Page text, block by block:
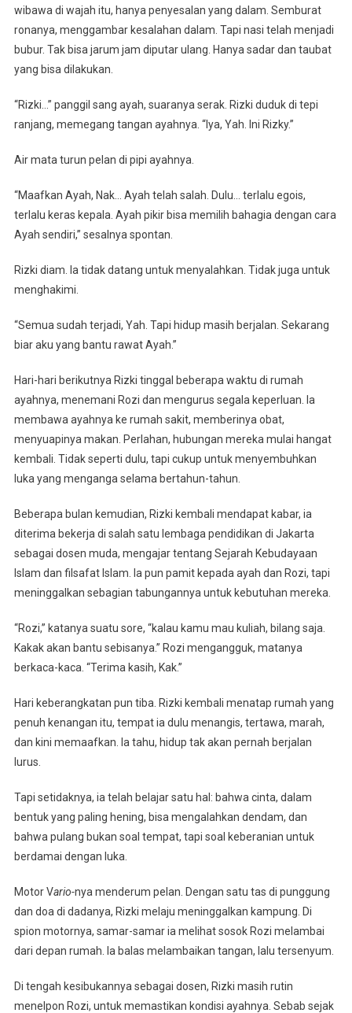
wibawa di wajah itu, hanya penyesalan yang dalam. Semburat
ronanya, menggambar kesalahan dalam. Tapi nasi telah menjadi
bubur. Tak bisa jarum jam diputar ulang. Hanya sadar dan taubat
yang bisa dilakukan.
“Rizki…” panggil sang ayah, suaranya serak. Rizki duduk di tepi
ranjang, memegang tangan ayahnya. “Iya, Yah. Ini Rizky.”
Air mata turun pelan di pipi ayahnya.
“Maafkan Ayah, Nak… Ayah telah salah. Dulu… terlalu egois,
terlalu keras kepala. Ayah pikir bisa memilih bahagia dengan cara
Ayah sendiri,” sesalnya spontan.
Rizki diam. Ia tidak datang untuk menyalahkan. Tidak juga untuk
menghakimi.
“Semua sudah terjadi, Yah. Tapi hidup masih berjalan. Sekarang
biar aku yang bantu rawat Ayah.”
Hari-hari berikutnya Rizki tinggal beberapa waktu di rumah
ayahnya, menemani Rozi dan mengurus segala keperluan. Ia
membawa ayahnya ke rumah sakit, memberinya obat,
menyuapinya makan. Perlahan, hubungan mereka mulai hangat
kembali. Tidak seperti dulu, tapi cukup untuk menyembuhkan
luka yang menganga selama bertahun-tahun.
Beberapa bulan kemudian, Rizki kembali mendapat kabar, ia
diterima bekerja di salah satu lembaga pendidikan di Jakarta
sebagai dosen muda, mengajar tentang Sejarah Kebudayaan
Islam dan filsafat Islam. Ia pun pamit kepada ayah dan Rozi, tapi
meninggalkan sebagian tabungannya untuk kebutuhan mereka.
“Rozi,” katanya suatu sore, “kalau kamu mau kuliah, bilang saja.
Kakak akan bantu sebisanya.” Rozi mengangguk, matanya
berkaca-kaca. “Terima kasih, Kak.”
Hari keberangkatan pun tiba. Rizki kembali menatap rumah yang
penuh kenangan itu, tempat ia dulu menangis, tertawa, marah,
dan kini memaafkan. Ia tahu, hidup tak akan pernah berjalan
lurus.
Tapi setidaknya, ia telah belajar satu hal: bahwa cinta, dalam
bentuk yang paling hening, bisa mengalahkan dendam, dan
bahwa pulang bukan soal tempat, tapi soal keberanian untuk
berdamai dengan luka.
Motor Vario-nya menderum pelan. Dengan satu tas di punggung
dan doa di dadanya, Rizki melaju meninggalkan kampung. Di
spion motornya, samar-samar ia melihat sosok Rozi melambai
dari depan rumah. Ia balas melambaikan tangan, lalu tersenyum.
Di tengah kesibukannya sebagai dosen, Rizki masih rutin
menelpon Rozi, untuk memastikan kondisi ayahnya. Sebab sejak